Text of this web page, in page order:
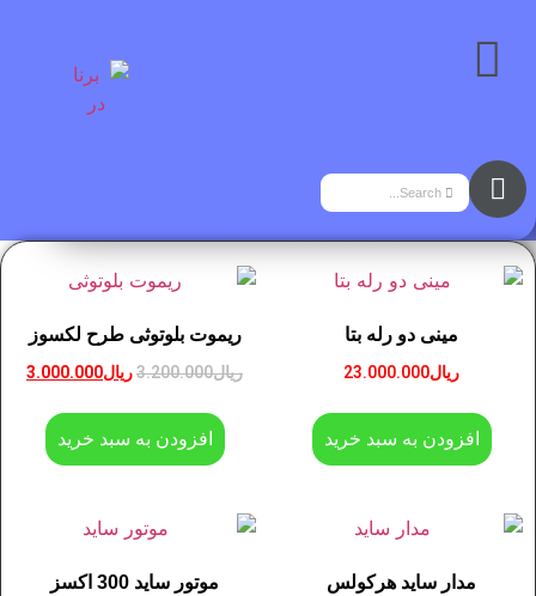
مینی دو رله بتا
ریال23.000.000
افزودن به سبد خرید
ریموت بلوتوثی طرح لکسوز
ریال3.200.000ریال3.000.000
افزودن به سبد خرید
مدار ساید هرکولس موتور ساید 300 اکسز